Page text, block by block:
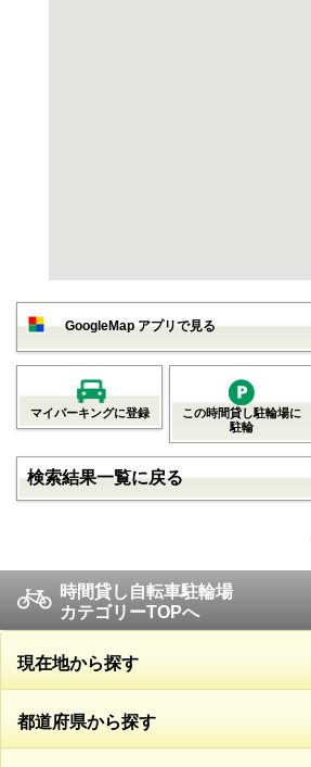
GoogleMap アプリで見る
マイパーキングに登録
この時間貸し駐輪場に
駐輪
検索結果一覧に戻る
時間貸し自転車駐輪場
カテゴリーTOPへ
現在地から探す
都道府県から探す